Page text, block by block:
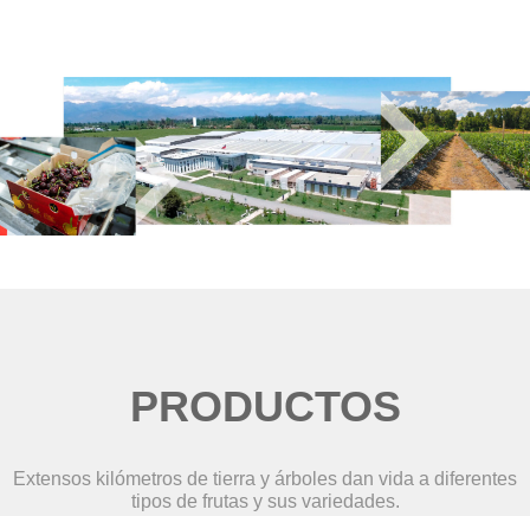
PRODUCTOS
Extensos kilómetros de tierra y árboles dan vida a diferentes
tipos de frutas y sus variedades.